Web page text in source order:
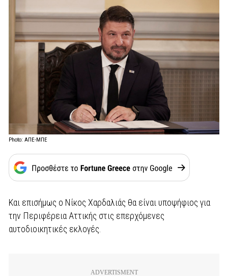
Photo: ΑΠΕ-ΜΠΕ
Και επισήμως ο Νίκος Χαρδαλιάς θα είναι υποψήφιος για
την Περιφέρεια Αττικής στις επερχόμενες
αυτοδιοικητικές εκλογές.